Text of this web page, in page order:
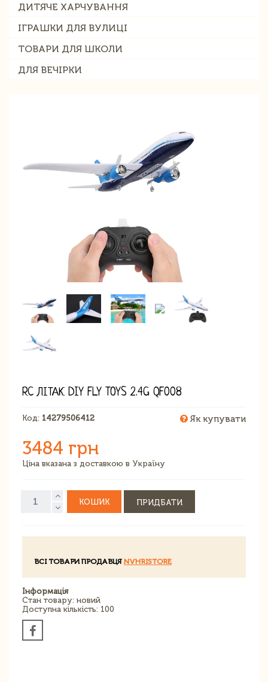
ДИТЯЧЕ ХАРЧУВАННЯ
ІГРАШКИ ДЛЯ ВУЛИЦІ
ТОВАРИ ДЛЯ ШКОЛИ
ДЛЯ ВЕЧІРКИ
RC ЛІТАК DIY FLY TOYS 2.4G QF008
Код: 14279506412 Як купувати
3484 грн
Ціна вказана з доставкою в Україну
КОШИК ПРИДБАТИ
ВСІ ТОВАРИ ПРОДАВЦЯ NVHRISTORE
Інформація
Стан товару: новий
Доступна кількість: 100